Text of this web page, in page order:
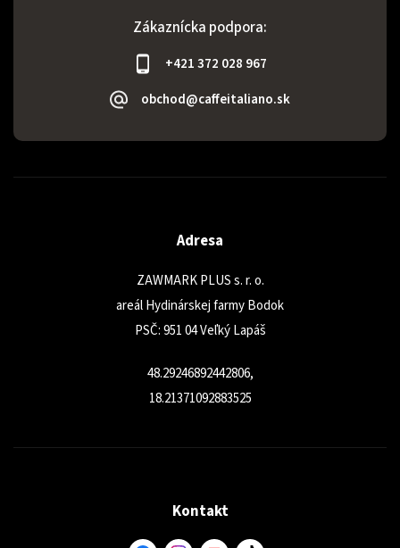
Zákaznícka podpora:
+421 372 028 967
obchod@caffeitaliano.sk
Adresa
ZAWMARK PLUS s. r. o.
areál Hydinárskej farmy Bodok
PSČ: 951 04 Veľký Lapáš
48.29246892442806,
18.21371092883525
Kontakt